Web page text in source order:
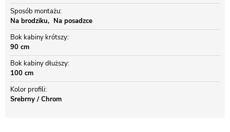
Sposób montażu
Na brodziku
Na posadzce
Bok kabiny krótszy
90 cm
Bok kabiny dłuższy
100 cm
Kolor profili
Srebrny / Chrom